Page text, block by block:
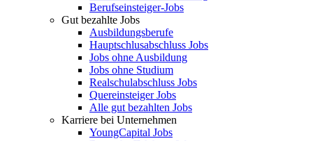
Berufseinsteiger-Jobs
Gut bezahlte Jobs
Ausbildungsberufe
Hauptschlusabschluss Jobs
Jobs ohne Ausbildung
Jobs ohne Studium
Realschulabschluss Jobs
Quereinsteiger Jobs
Alle gut bezahlten Jobs
Karriere bei Unternehmen
YoungCapital Jobs